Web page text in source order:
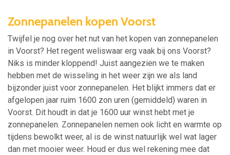
Zonnepanelen kopen Voorst
Twijfel je nog over het nut van het kopen van zonnepanelen
in Voorst? Het regent weliswaar erg vaak bij ons Voorst?
Niks is minder kloppend! Juist aangezien we te maken
hebben met de wisseling in het weer zijn we als land
bijzonder juist voor zonnepanelen. Het blijkt immers dat er
afgelopen jaar ruim 1600 zon uren (gemiddeld) waren in
Voorst. Dit houdt in dat je 1600 uur winst hebt met je
zonnepanelen. Zonnepanelen nemen ook licht en warmte op
tijdens bewolkt weer, al is de winst natuurlijk wel wat lager
dan met mooier weer. Houd er dus wel rekening mee dat